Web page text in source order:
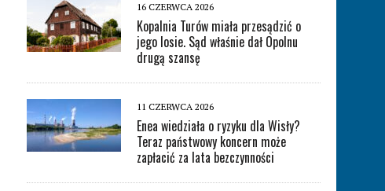
16 CZERWCA 2026
Kopalnia Turów miała przesądzić o
jego losie. Sąd właśnie dał Opolnu
drugą szansę
11 CZERWCA 2026
Enea wiedziała o ryzyku dla Wisły?
Teraz państwowy koncern może
zapłacić za lata bezczynności